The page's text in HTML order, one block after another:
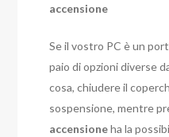
accensione
Se il vostro PC è un
paio di opzioni diverse
cosa, chiudere il
sospensione, mentre
accensioneha la